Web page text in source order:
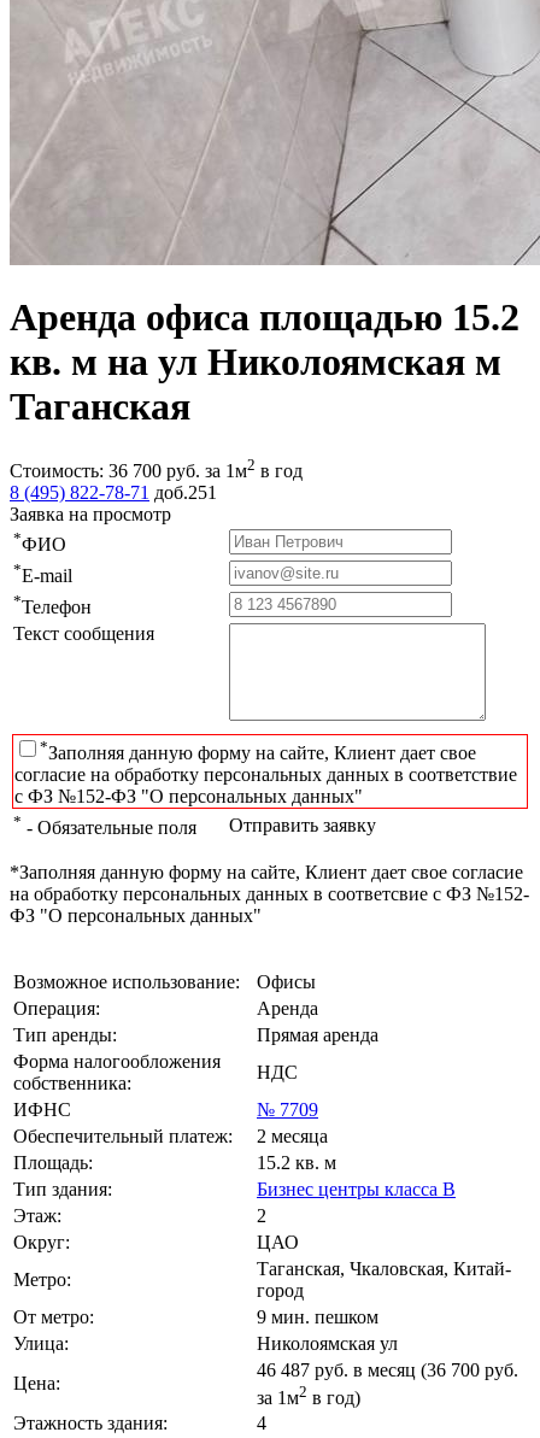
Аренда офиса площадью 15.2
кв. м на ул Николоямская м
Таганская
Стоимость: 36 700 руб. за 1м2 в год
8 (495) 822-78-71 доб.251
Заявка на просмотр
*ФИО
*E-mail
*Телефон
Текст сообщения
*Заполняя данную форму на сайте, Клиент дает свое
согласие на обработку персональных данных в соответствие
с ФЗ №152-ФЗ "О персональных данных"
* - Обязательные поля Отправить заявку
*Заполняя данную форму на сайте, Клиент дает свое согласие
на обработку персональных данных в соответсвие с ФЗ №152-
ФЗ "О персональных данных"
Возможное использование:
Офисы
Операция:
Аренда
Тип аренды:
Прямая аренда
Форма налогообложения
собственника:
НДС
ИФНС
№ 7709
Обеспечительный платеж:
2 месяца
Площадь:
15.2 кв. м
Тип здания:
Бизнес центры класса B
Этаж:
2
Округ:
ЦАО
Метро:
Таганская, Чкаловская, Китай-
город
От метро:
9 мин. пешком
Улица:
Николоямская ул
Цена:
46 487 руб. в месяц (36 700 руб.
за 1м2 в год)
Этажность здания:
4